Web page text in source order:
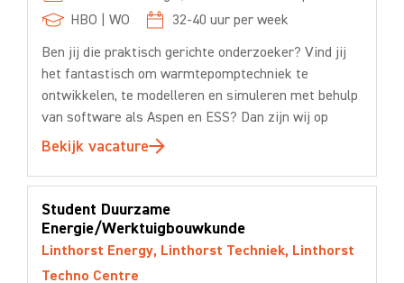
HBO | WO 32-40 uur per week
Ben jij die praktisch gerichte onderzoeker? Vind jij
het fantastisch om warmtepomptechniek te
ontwikkelen, te modelleren en simuleren met behulp
van software als Aspen en ESS? Dan zijn wij op
Bekijk vacature
Student Duurzame
Energie/Werktuigbouwkunde
Linthorst Energy, Linthorst Techniek, Linthorst
Techno Centre